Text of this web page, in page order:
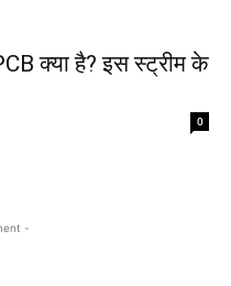
क्या है? इस स्ट्रीम के
0
-